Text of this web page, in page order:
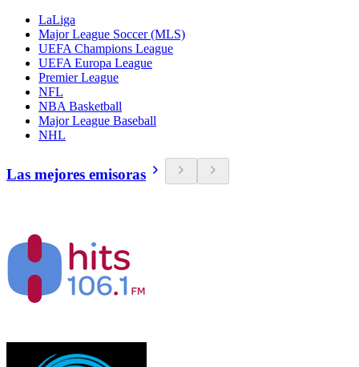
LaLiga
Major League Soccer (MLS)
UEFA Champions League
UEFA Europa League
Premier League
NFL
NBA Basketball
Major League Baseball
NHL
Las mejores emisoras